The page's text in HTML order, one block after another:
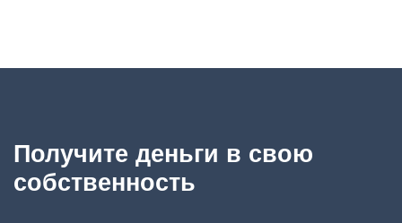
Получите деньги в свою
собственность